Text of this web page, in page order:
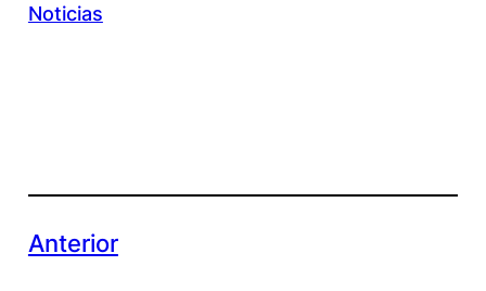
Noticias
Anterior